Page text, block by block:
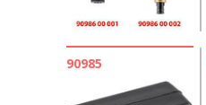
90985